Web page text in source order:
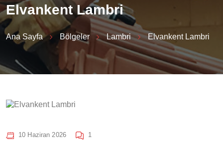
Elvankent Lambri
Ana Sayfa Bölgeler Lambri Elvankent Lambri
10 Haziran 2026 1